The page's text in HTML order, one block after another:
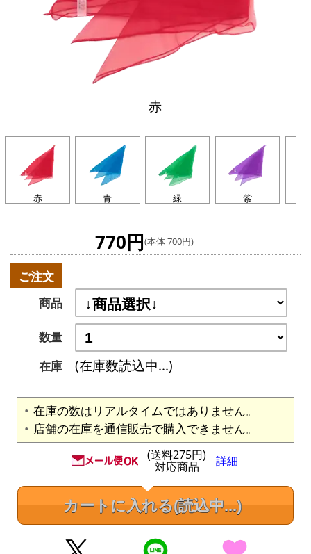
赤
赤 青 緑 紫
770円(本体 700円)
ご注文
商品
数量
在庫
(在庫数読込中...)
在庫の数はリアルタイムではありません。
店舗の在庫を通信販売で購入できません。
(送料275円)
対応商品 詳細
カートに入れる(読込中...)